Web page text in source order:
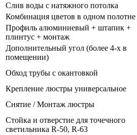
Слив воды с натяжного потолка
Комбинация цветов в одном полотне
Профиль алюминиевый + штапик +
плинтус + монтаж
Дополнительный угол (более 4-х в
помещении)
Обход трубы с окантовкой
Крепление люстры универсальное
Снятие / Монтаж люстры
Стойка и отверстие для точечного
светильника R-50, R-63